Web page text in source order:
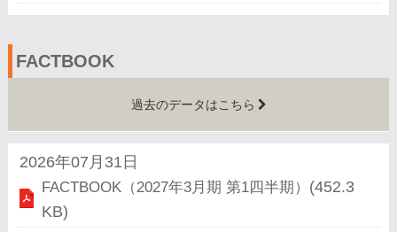
FACTBOOK
過去のデータはこちら
2026年07月31日
FACTBOOK（2027年3月期 第1四半期） (452.3
KB)